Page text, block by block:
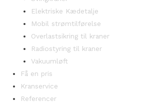
Elektriske Kædetalje
Mobil strømtilførelse
Overlastsikring til kraner
Radiostyring til kraner
Vakuumløft
Få en pris
Kranservice
Referencer